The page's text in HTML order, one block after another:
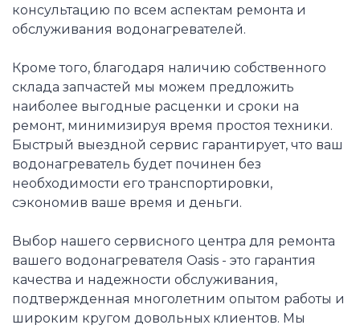
консультацию по всем аспектам ремонта и
обслуживания водонагревателей.
Кроме того, благодаря наличию собственного
склада запчастей мы можем предложить
наиболее выгодные расценки и сроки на
ремонт, минимизируя время простоя техники.
Быстрый выездной сервис гарантирует, что ваш
водонагреватель будет починен без
необходимости его транспортировки,
сэкономив ваше время и деньги.
Выбор нашего сервисного центра для ремонта
вашего водонагревателя Oasis - это гарантия
качества и надежности обслуживания,
подтвержденная многолетним опытом работы и
широким кругом довольных клиентов. Мы